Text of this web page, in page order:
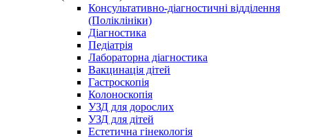
Консультативно-діагностичні відділення
(Поліклініки)
Діагностика
Педіатрія
Лабораторна діагностика
Вакцинація дітей
Гастроскопія
Колоноскопія
УЗД для дорослих
УЗД для дітей
Естетична гінекологія